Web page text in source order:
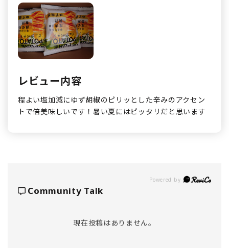
レビュー内容
程よい塩加減にゆず胡椒のピリッとした辛みのアクセン
トで倍美味しいです！暑い夏にはピッタリだと思います
Powered by
Community Talk
現在投稿はありません。